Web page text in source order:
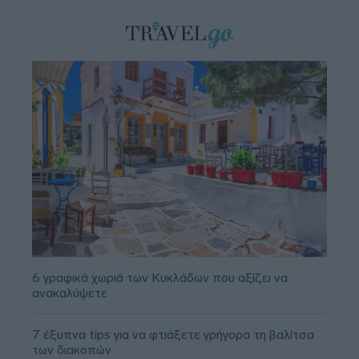
6 γραφικά χωριά των Κυκλάδων που αξίζει να
ανακαλύψετε
7 έξυπνα tips για να φτιάξετε γρήγορα τη βαλίτσα
των διακοπών